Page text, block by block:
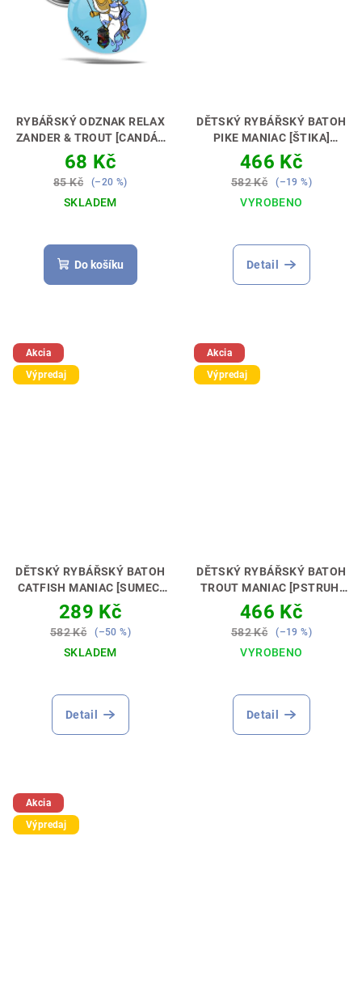
RYBÁŘSKÝ ODZNAK RELAX
ZANDER & TROUT [CANDÁT
A PSTRUH] MALÝ ODZNAK –
VELKÁ RADOST 🎖😊🎣
68 Kč
85 Kč (–20 %)
SKLADEM
Do košíku
DĚTSKÝ RYBÁŘSKÝ BATOH
PIKE MANIAC [ŠTIKA]
PERFEKTNÍ DÁREK PRO
MALÉHO LOVCE🎁💝
466 Kč
582 Kč (–19 %)
VYROBENO
Detail
Akcia
Výpredaj
DĚTSKÝ RYBÁŘSKÝ BATOH
CATFISH MANIAC [SUMEC]
PERFEKTNÍ DÁREK PRO
MALÉHO SUMCAŘE🎁💝
289 Kč
582 Kč (–50 %)
SKLADEM
Detail
Akcia
Výpredaj
DĚTSKÝ RYBÁŘSKÝ BATOH
TROUT MANIAC [PSTRUH]
PERFEKTNÍ DÁREK PRO
MALÉHO MUŠKAŘE🎁💝
466 Kč
582 Kč (–19 %)
VYROBENO
Detail
Akcia
Výpredaj